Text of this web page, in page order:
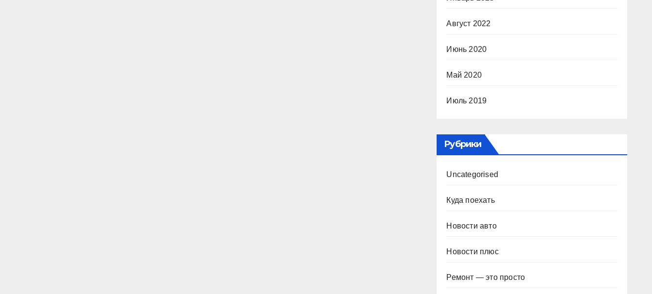
Август 2022
Июнь 2020
Май 2020
Июль 2019
Рубрики
Uncategorised
Куда поехать
Новости авто
Новости плюс
Ремонт — это просто